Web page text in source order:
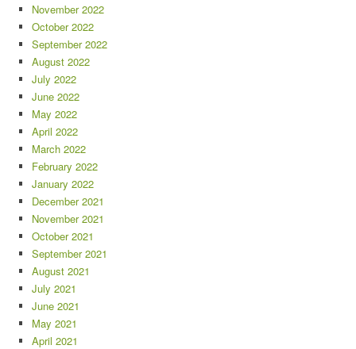
November 2022
October 2022
September 2022
August 2022
July 2022
June 2022
May 2022
April 2022
March 2022
February 2022
January 2022
December 2021
November 2021
October 2021
September 2021
August 2021
July 2021
June 2021
May 2021
April 2021